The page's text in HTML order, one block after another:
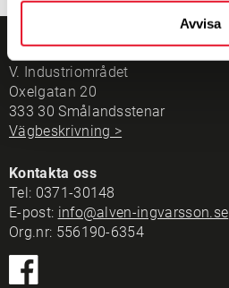
Avvisa
Alvén Däck & Fälg AB
V. Industriområdet
Oxelgatan 20
333 30 Smålandsstenar
Vägbeskrivning >
Kontakta oss
Tel: 0371-30148
E-post: info@alven-ingvarsson.se
Org.nr: 556190-6354